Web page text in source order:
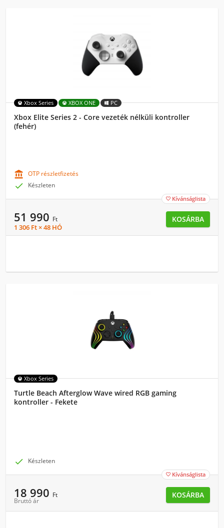
Xbox Series XBOX ONE PC
Xbox Elite Series 2 - Core vezeték nélküli kontroller
(fehér)
 OTP részletfizetés
 Készleten
 Kívánságlista
51 990 Ft
1 306 Ft × 48 HÓ
KOSÁRBA
Xbox Series
Turtle Beach Afterglow Wave wired RGB gaming
kontroller - Fekete
 Készleten
 Kívánságlista
18 990 Ft
Bruttó ár
KOSÁRBA